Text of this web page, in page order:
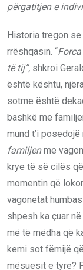
përgatitjen e
Historia tregon
rrëshqasin. “
të tij”, shkroi
është kështu,
sotme është
bashkë me
mund t’i
familjenme
krye të së cilës
momentin që
vagonetat
shpesh ka çuar
më të mëdha që
kemi sot fëmijë
mësuesit e tyre?